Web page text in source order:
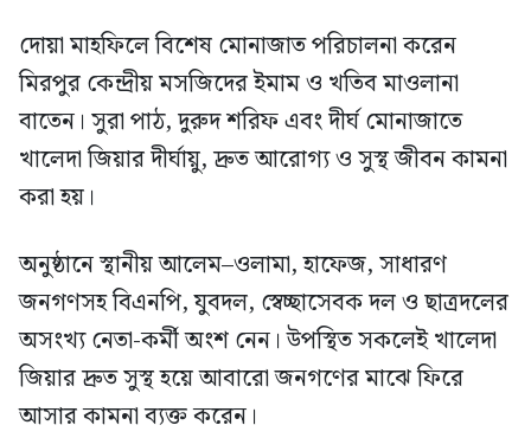
দোয়া মাহফিলে বিশেষ মোনাজাত পরিচালনা করেন
মিরপুর কেন্দ্রীয় মসজিদের ইমাম ও খতিব মাওলানা
বাতেন। সুরা পাঠ, দুরুদ শরিফ এবং দীর্ঘ মোনাজাতে
খালেদা জিয়ার দীর্ঘায়ু, দ্রুত আরোগ্য ও সুস্থ জীবন কামনা
করা হয়।
অনুষ্ঠানে স্থানীয় আলেম–ওলামা, হাফেজ, সাধারণ
জনগণসহ বিএনপি, যুবদল, স্বেচ্ছাসেবক দল ও ছাত্রদলের
অসংখ্য নেতা-কর্মী অংশ নেন। উপস্থিত সকলেই খালেদা
জিয়ার দ্রুত সুস্থ হয়ে আবারো জনগণের মাঝে ফিরে
আসার কামনা ব্যক্ত করেন।